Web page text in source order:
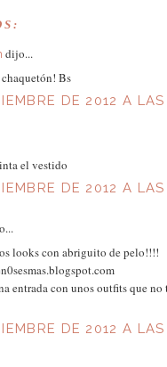
dijo...
Bs
DE 2012 A
el vestido
DE 2012 A
looks con abriguito de pelo!!!!
entrada con unos outfits que
DE 2012 A LAS